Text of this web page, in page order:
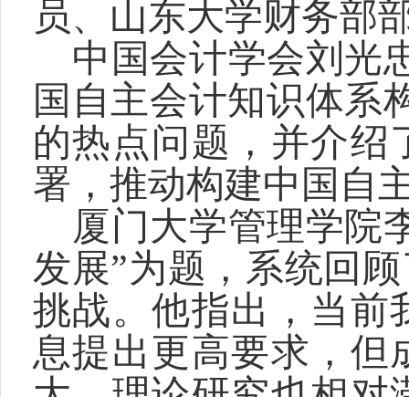
员、山东大学财务部
中国会计学会刘光
国自主会计知识体系
的热点问题，并介绍
署，推动构建中国自
厦门大学管理学院
发展”为题，系统回
挑战。他指出，当前
息提出更高要求，但